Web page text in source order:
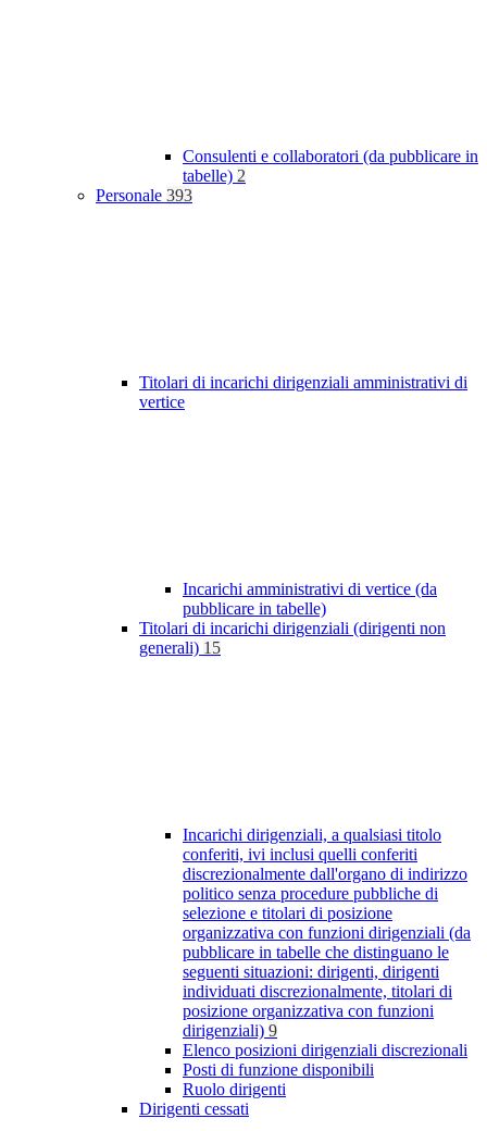
Consulenti e collaboratori (da pubblicare in
tabelle) 2
Personale 393
Titolari di incarichi dirigenziali amministrativi di
vertice
Incarichi amministrativi di vertice (da
pubblicare in tabelle)
Titolari di incarichi dirigenziali (dirigenti non
generali) 15
Incarichi dirigenziali, a qualsiasi titolo
conferiti, ivi inclusi quelli conferiti
discrezionalmente dall'organo di indirizzo
politico senza procedure pubbliche di
selezione e titolari di posizione
organizzativa con funzioni dirigenziali (da
pubblicare in tabelle che distinguano le
seguenti situazioni: dirigenti, dirigenti
individuati discrezionalmente, titolari di
posizione organizzativa con funzioni
dirigenziali) 9
Elenco posizioni dirigenziali discrezionali
Posti di funzione disponibili
Ruolo dirigenti
Dirigenti cessati